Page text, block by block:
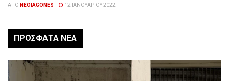
ΑΠΌ NEOIAGONES 12 ΙΑΝΟΥΑΡΊΟΥ 2022
ΠΡΌΣΦΑΤΑ ΝΈΑ